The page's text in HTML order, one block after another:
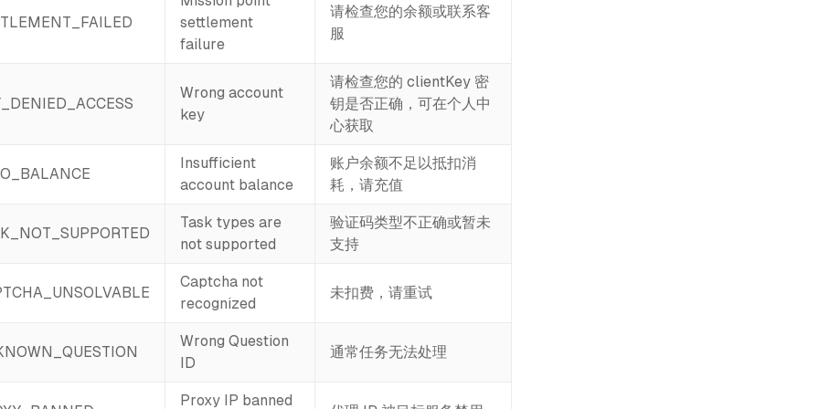
settlement
failure
请检查您的余额或联系客
服
Wrong account
key
请检查您的 clientKey 密
钥是否正确，可在个人中
心获取
Insufficient
account balance
账户余额不足以抵扣消
耗，请充值
Task types are
not supported
验证码类型不正确或暂未
支持
Captcha not
recognized
未扣费，请重试
Wrong Question
ID
通常任务无法处理
Proxy IP banned